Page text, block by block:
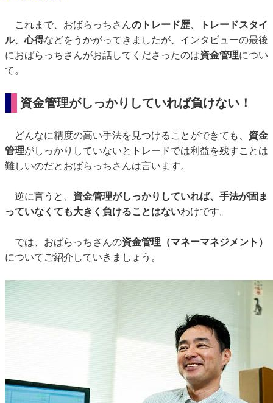
これまで、おばらっちさんのトレード歴
トレードスタイ
ル、心得などをうかがってきましたが、インタビューの最後
におばらっちさんがお話してくださったのは資金管理につい
て。
資金管理がしっかりしていれば負けない！
どんなに精度の高い手法を見つけることができても、 資金
管理がしっかりしていないとトレードでは利益を残すことは
難しいのだとおばらっちさんは言います。
逆に言うと、 資金管理がしっかりしていれば、手法が固ま
っていなくても大きく負けることはないわけです。
では、おばらっちさんの資金管理（マネーマネジメント）
についてご紹介していきましょう。